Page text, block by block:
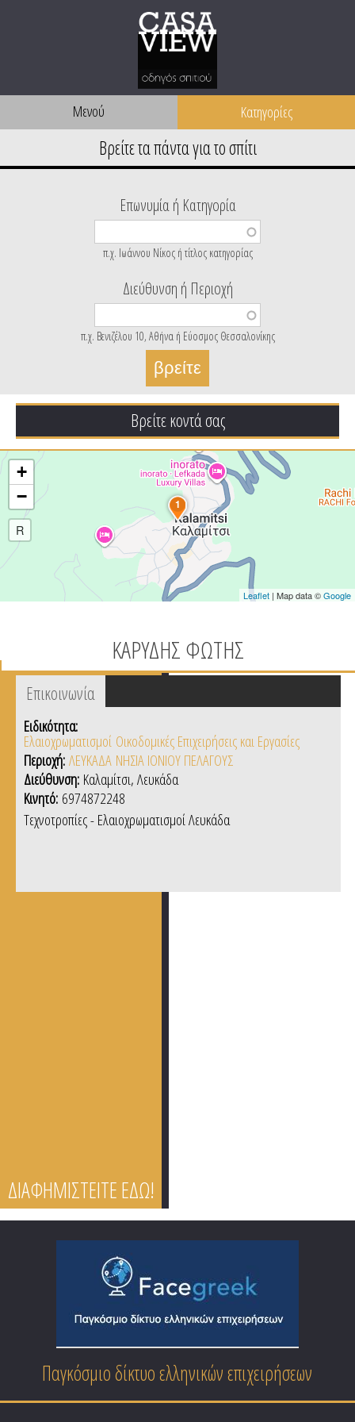
Μενού
Επωνυμία ή Κατηγορία
π.χ. Ιωάννου Νίκος ή τίτλος κατηγορίας
Διεύθυνση ή Περιοχή
π.χ. Βενιζέλου 10, Αθήνα ή Εύοσμος Θεσσαλονίκης
Βρείτε κοντά σας
1
+
−
R
Leaflet | Map data ©Google
ΚΑΡΥΔΗΣ ΦΩΤΗΣ
Tabs group καταχώρησης
Επικοινωνία
tab)
Ειδικότητα:
Ελαιοχρωματισμοί Οικοδομικές Επιχειρήσεις και Εργασίες
Περιοχή:ΛΕΥΚΑΔΑ ΝΗΣΙΑ ΙΟΝΙΟΥ ΠΕΛΑΓΟΥΣ
Διεύθυνση: Καλαμίτσι, Λευκάδα
Κινητό: 6974872248
Τεχνοτροπίες - Ελαιοχρωματισμοί Λευκάδα
ΔΙΑΦΗΜΙΣΤΕΙΤΕ ΕΔΩ!
Παγκόσμιο δίκτυο ελληνικών επιχειρήσεων